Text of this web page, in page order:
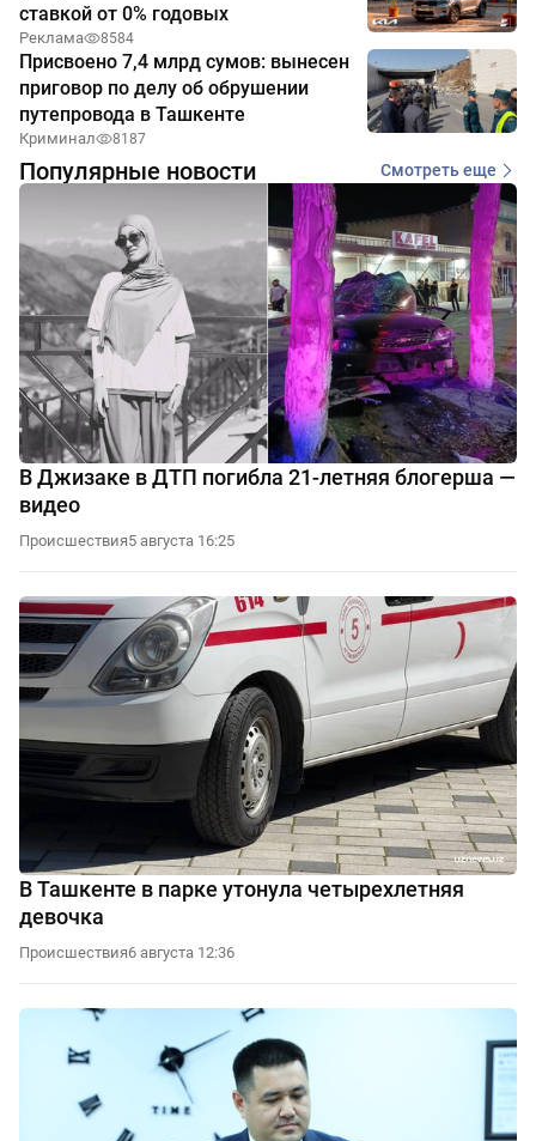
ставкой от 0% годовых
Реклама 8584
Присвоено 7,4 млрд сумов: вынесен
приговор по делу об обрушении
путепровода в Ташкенте
Криминал 8187
Популярные новости Смотреть еще
В Джизаке в ДТП погибла 21-летняя блогерша —
видео
Происшествия5 августа 16:25
В Ташкенте в парке утонула четырехлетняя
девочка
Происшествия6 августа 12:36